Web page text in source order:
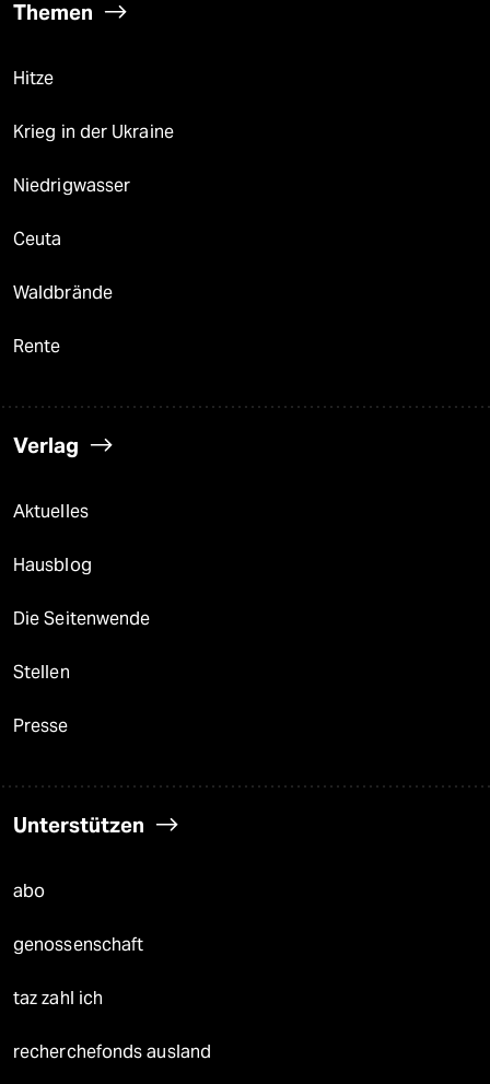
Themen
Hitze
Krieg in der Ukraine
Niedrigwasser
Ceuta
Waldbrände
Rente
Verlag
Aktuelles
Hausblog
Die Seitenwende
Stellen
Presse
Unterstützen
abo
genossenschaft
taz zahl ich
recherchefonds ausland